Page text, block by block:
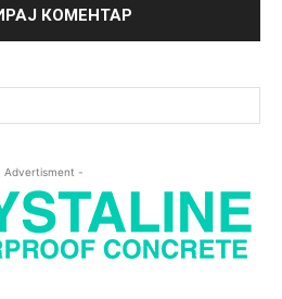
Advertisment -